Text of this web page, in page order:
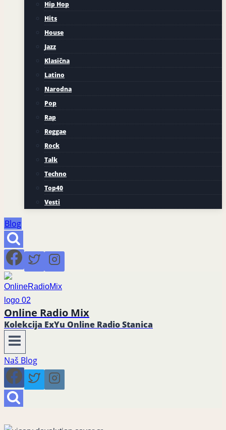
Hip Hop
Hits
House
Jazz
Klasična
Latino
Narodna
Pop
Rap
Reggae
Rock
Talk
Techno
Top40
Vesti
Blog
Online Radio Mix
Kolekcija ExYu Online Radio Stanica
Naš Blog